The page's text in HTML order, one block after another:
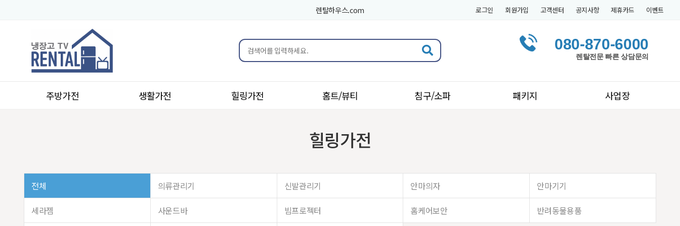
렌탈하우스.com 로그인 회원가입 고객센터 공지사항 제휴카드 이벤트
080-870-6000
렌탈전문 빠른 상담문의
주방가전 생활가전 힐링가전 홈트/뷰티 침구/소파 패키지 사업장
힐링가전
전체 의류관리기 신발관리기 안마의자 안마기기
세라젬 사운드바 빔프로젝터 홈케어보안 반려동물용품